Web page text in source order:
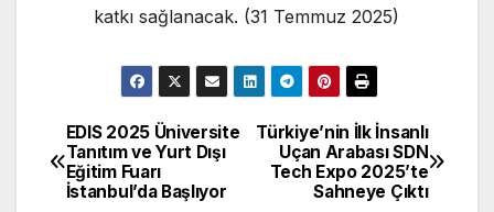
katkı sağlanacak. (31 Temmuz 2025)
Yazı
gezinmesi
Türkiye’nin İlk İnsanlı
Uçan Arabası SDN
Tech Expo 2025’te
Sahneye Çıktı
EDIS 2025 Üniversite
Tanıtım ve Yurt Dışı
Eğitim Fuarı
İstanbul’da Başlıyor